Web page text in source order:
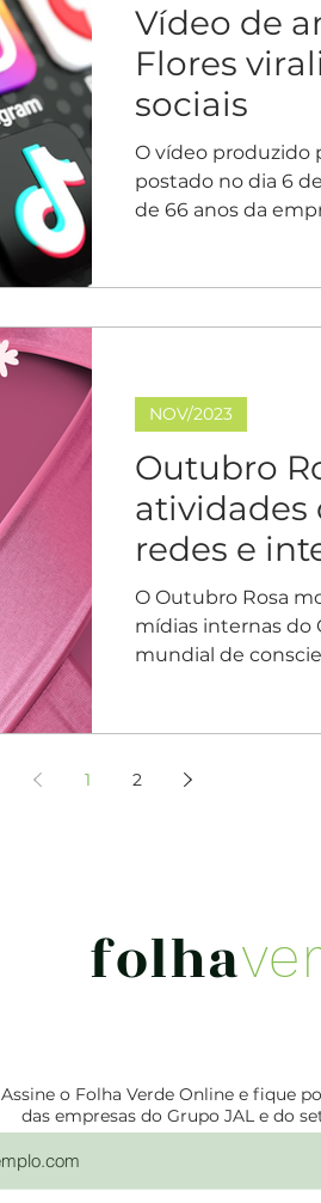
Vídeo de
Flores
sociais
O vídeo produzido
postado no dia 6
de 66 anos da
Outubro
atividades
redes e
O Outubro Rosa
mídias internas do
mundial de
NOV/2023
1 2
folha
Assine o Folha Verde Online e fique
das empresas do Grupo JAL e do